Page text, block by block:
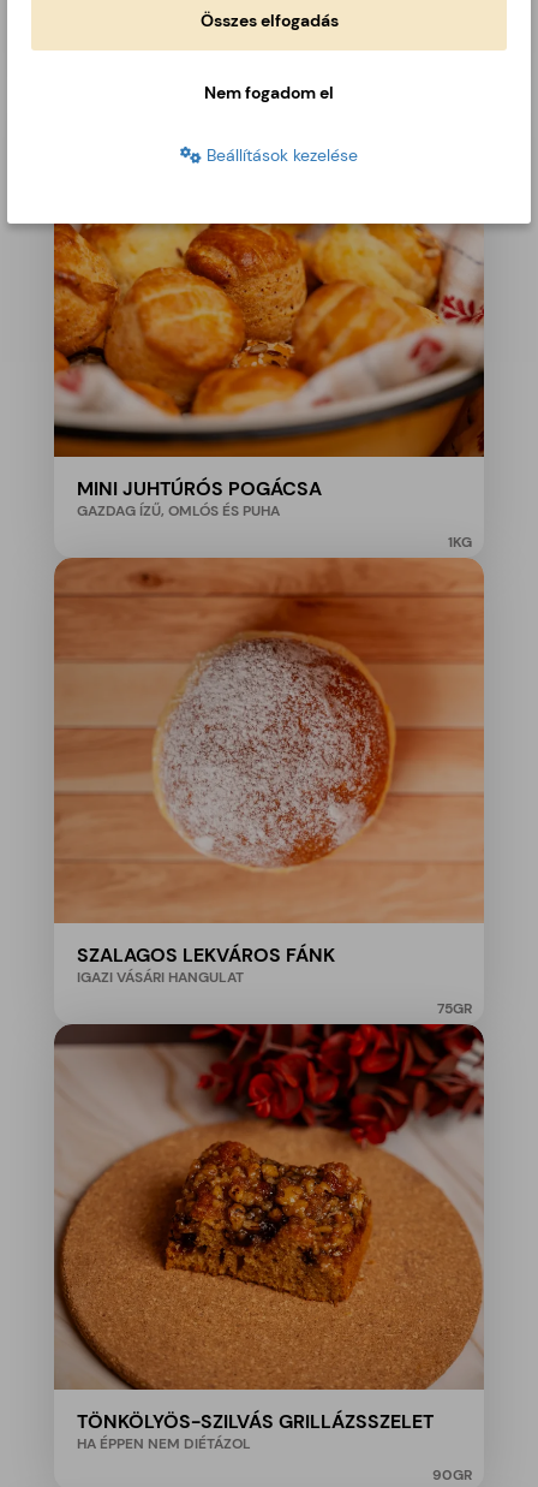
LEKVÁROS BUKTA
MINI JUHTÚRÓS POGÁCSA
1KG
GAZDAG ÍZŰ, OMLÓS ÉS PUHA
SZALAGOS LEKVÁROS FÁNK
75GR
IGAZI VÁSÁRI HANGULAT
TÖNKÖLYÖS-SZILVÁS GRILLÁZSSZELET
90GR
HA ÉPPEN NEM DIÉTÁZOL
Összes elfogadás
Nem fogadom el
Beállítások kezelése